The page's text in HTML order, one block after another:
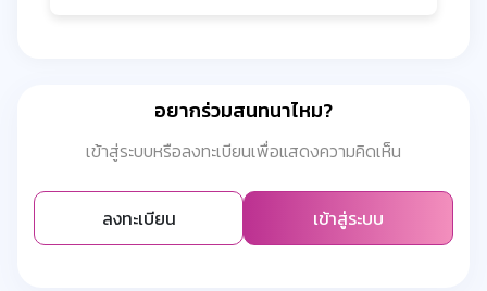
อยากร่วมสนทนาไหม?
เข้าสู่ระบบหรือลงทะเบียนเพื่อแสดงความคิดเห็น
ลงทะเบียน เข้าสู่ระบบ